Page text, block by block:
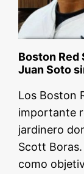
Boston Red
Juan Soto
Los Boston
importante
jardinero
Scott
como